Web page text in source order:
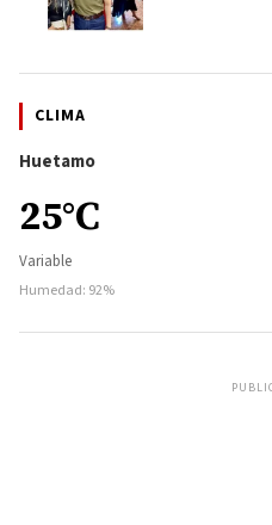
CLIMA
Huetamo
25°C
Variable
Humedad: 92%